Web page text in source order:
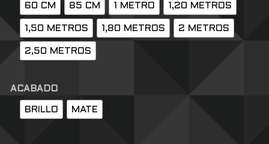
60 CM 85 CM 1 METRO 1,20 METROS
1,50 METROS 1,80 METROS 2 METROS
2,50 METROS
ACABADO
BRILLO MATE